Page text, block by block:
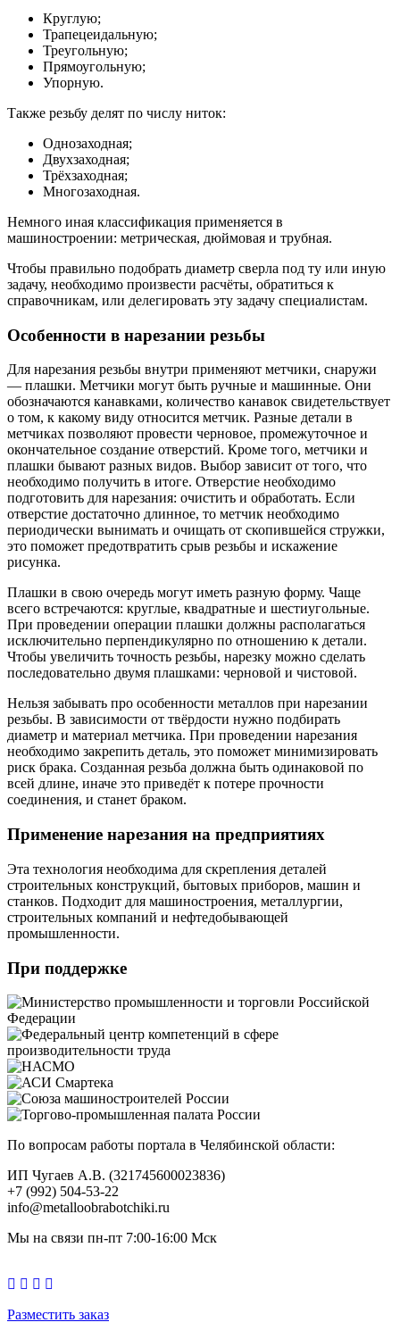
Круглую;
Трапецеидальную;
Треугольную;
Прямоугольную;
Упорную.
Также резьбу делят по числу ниток:
Однозаходная;
Двухзаходная;
Трёхзаходная;
Многозаходная.
Немного иная классификация применяется в
машиностроении: метрическая, дюймовая и трубная.
Чтобы правильно подобрать диаметр сверла под ту или иную
задачу, необходимо произвести расчёты, обратиться к
справочникам, или делегировать эту задачу специалистам.
Особенности в нарезании резьбы
Для нарезания резьбы внутри применяют метчики, снаружи
— плашки. Метчики могут быть ручные и машинные. Они
обозначаются канавками, количество канавок свидетельствует
о том, к какому виду относится метчик. Разные детали в
метчиках позволяют провести черновое, промежуточное и
окончательное создание отверстий. Кроме того, метчики и
плашки бывают разных видов. Выбор зависит от того, что
необходимо получить в итоге. Отверстие необходимо
подготовить для нарезания: очистить и обработать. Если
отверстие достаточно длинное, то метчик необходимо
периодически вынимать и очищать от скопившейся стружки,
это поможет предотвратить срыв резьбы и искажение
рисунка.
Плашки в свою очередь могут иметь разную форму. Чаще
всего встречаются: круглые, квадратные и шестиугольные.
При проведении операции плашки должны располагаться
исключительно перпендикулярно по отношению к детали.
Чтобы увеличить точность резьбы, нарезку можно сделать
последовательно двумя плашками: черновой и чистовой.
Нельзя забывать про особенности металлов при нарезании
резьбы. В зависимости от твёрдости нужно подбирать
диаметр и материал метчика. При проведении нарезания
необходимо закрепить деталь, это поможет минимизировать
риск брака. Созданная резьба должна быть одинаковой по
всей длине, иначе это приведёт к потере прочности
соединения, и станет браком.
Применение нарезания на предприятиях
Эта технология необходима для скрепления деталей
строительных конструкций, бытовых приборов, машин и
станков. Подходит для машиностроения, металлургии,
строительных компаний и нефтедобывающей
промышленности.
При поддержке
По вопросам работы портала в Челябинской области:
ИП Чугаев А.В. (321745600023836)
+7 (992) 504-53-22
info@metalloobrabotchiki.ru
Мы на связи пн-пт 7:00-16:00 Мск
Разместить заказ